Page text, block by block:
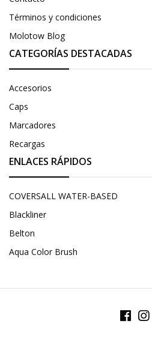
Términos y condiciones
Molotow Blog
CATEGORÍAS DESTACADAS
Accesorios
Caps
Marcadores
Recargas
ENLACES RÁPIDOS
COVERSALL WATER-BASED
Blackliner
Belton
Aqua Color Brush